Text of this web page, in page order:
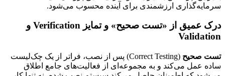
سرمایه‌گذاری ارزشمندی برای آینده محسوب می‌شود.
درک عمیق از «تست صحیح» و تمایز Verification و
Validation
تست صحیح
(Correct Testing) پس از نصب، فراتر از یک چک‌لیست
ساده عمل می‌کند و به مجموعه‌ای از فعالیت‌های جامع اطلاق